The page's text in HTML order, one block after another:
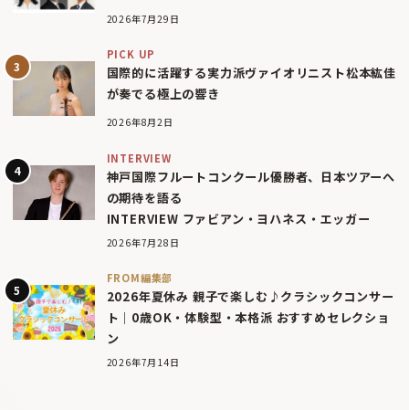
2026年7月29日
PICK UP
国際的に活躍する実力派ヴァイオリニスト松本紘佳
が奏でる極上の響き
2026年8月2日
INTERVIEW
神戸国際フルートコンクール優勝者、日本ツアーへ
の期待を語る
INTERVIEW ファビアン・ヨハネス・エッガー
2026年7月28日
FROM編集部
2026年夏休み 親子で楽しむ♪クラシックコンサー
ト｜0歳OK・体験型・本格派 おすすめセレクショ
ン
2026年7月14日